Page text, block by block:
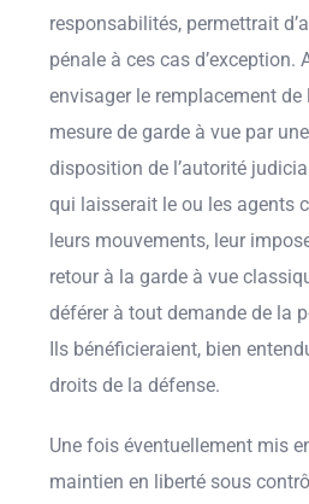
responsabilités, permettrait
pénale à ces cas d’exception.
envisager le remplacement
mesure de garde à vue par
disposition de l’autorité
qui laisserait le ou les agents
leurs mouvements, leur
retour à la garde à vue
déférer à tout demande de la
Ils bénéficieraient, bien
droits de la défense.
Une fois éventuellement mis
maintien en liberté sous